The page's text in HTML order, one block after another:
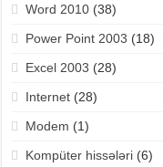
Word 2010(38)
Power Point 2003 (18)
Excel 2003 (28)
Internet(28)
Modem (1)
Kompüter hissələri(6)